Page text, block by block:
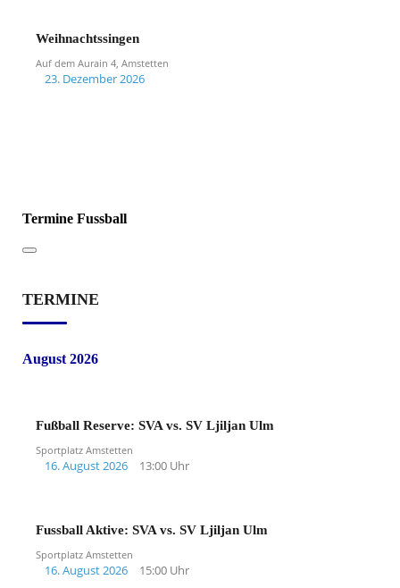
Weihnachtssingen
Auf dem Aurain 4, Amstetten
23. Dezember 2026
Termine Fussball
TERMINE
August 2026
Fußball Reserve: SVA vs. SV Ljiljan Ulm
Sportplatz Amstetten
16. August 2026 13:00 Uhr
Fussball Aktive: SVA vs. SV Ljiljan Ulm
Sportplatz Amstetten
16. August 2026 15:00 Uhr